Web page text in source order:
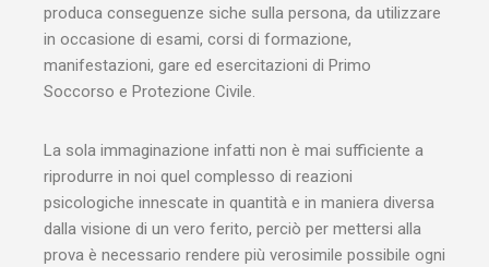
produca conseguenze siche sulla persona, da utilizzare
in occasione di esami, corsi di formazione,
manifestazioni, gare ed esercitazioni di Primo
Soccorso e Protezione Civile.
La sola immaginazione infatti non è mai sufficiente a
riprodurre in noi quel complesso di reazioni
psicologiche innescate in quantità e in maniera diversa
dalla visione di un vero ferito, perciò per mettersi alla
prova è necessario rendere più verosimile possibile ogni